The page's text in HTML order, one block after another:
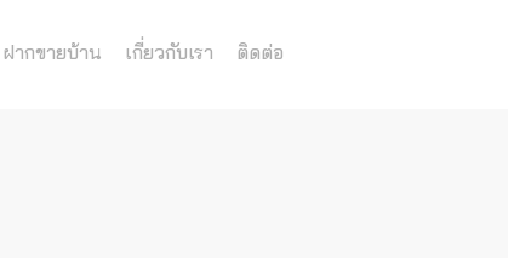
ฝากขายบ้าน เกี่ยวกับเรา ติดต่อ